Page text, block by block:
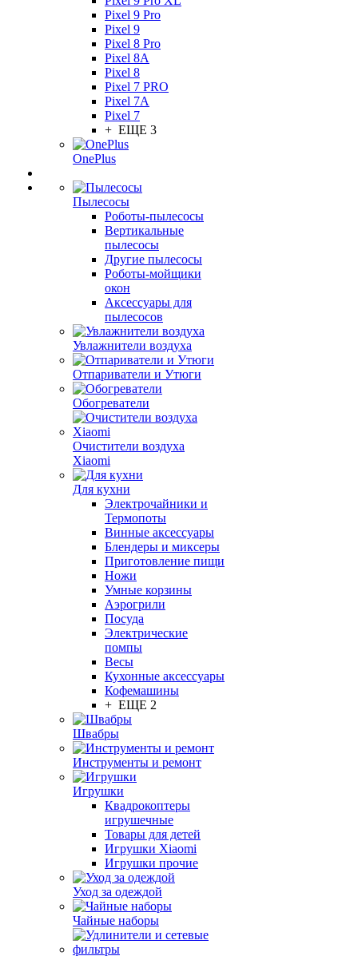
Pixel 9 Pro
Pixel 9
Pixel 8 Pro
Pixel 8A
Pixel 8
Pixel 7 PRO
Pixel 7A
Pixel 7
+ ЕЩЕ 3
OnePlus
Пылесосы
Роботы-пылесосы
Вертикальные
пылесосы
Другие пылесосы
Роботы-мойщики
окон
Аксессуары для
пылесосов
Увлажнители воздуха
Отпариватели и Утюги
Обогреватели
Очистители воздуха
Xiaomi
Для кухни
Электрочайники и
Термопоты
Винные аксессуары
Блендеры и миксеры
Приготовление пищи
Ножи
Умные корзины
Аэрогрили
Посуда
Электрические
помпы
Весы
Кухонные аксессуары
Кофемашины
+ ЕЩЕ 2
Швабры
Инструменты и ремонт
Игрушки
Квадрокоптеры
игрушечные
Товары для детей
Игрушки Xiaomi
Игрушки прочие
Уход за одеждой
Чайные наборы